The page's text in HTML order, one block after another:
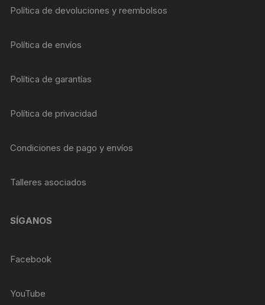
Política de devoluciones y reembolsos
Política de envíos
Política de garantías
Política de privacidad
Condiciones de pago y envíos
Talleres asociados
SÍGANOS
Facebook
YouTube